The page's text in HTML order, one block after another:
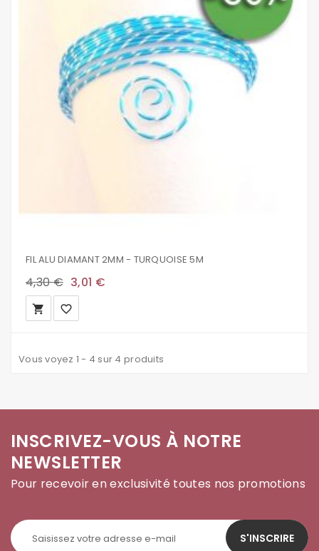
FIL ALU DIAMANT 2MM - TURQUOISE 5M
4,30 € 3,01 €
local_grocery_store favorite_border
Vous voyez 1 - 4 sur 4 produits
INSCRIVEZ-VOUS À NOTRE
NEWSLETTER
Pour recevoir en exclusivité toutes nos promotions
S'INSCRIRE